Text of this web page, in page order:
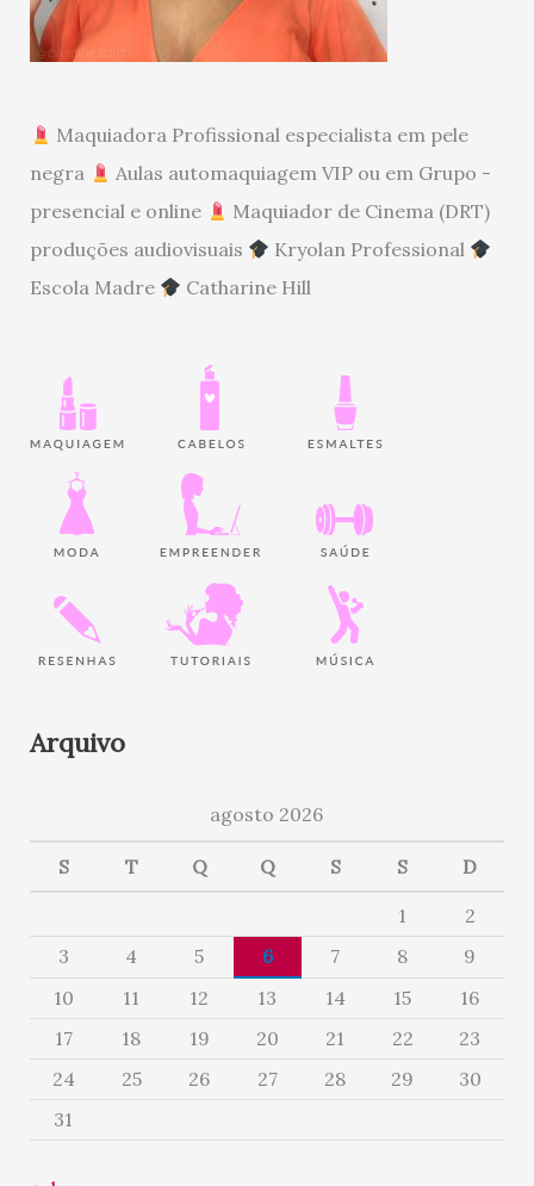
Maquiadora Profissional especialista em pele
negra
Aulas automaquiagem VIP ou em Grupo -
presencial e online
Maquiador de Cinema (DRT)
produções audiovisuais
Kryolan Professional
Escola Madre
Catharine Hill
Arquivo
agosto 2026
S T Q Q S S D
1
2
3
4 5 6 7 8
9
10
11 12 13 14 15
16
17
18 19 20 21 22
23
24
25 26 27 28 29
30
31